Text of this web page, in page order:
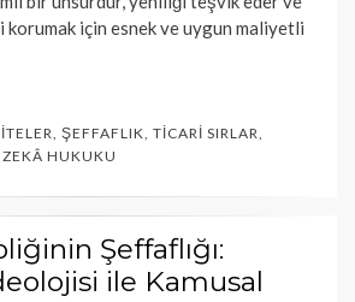
için esnek ve uygun maliyetli
ŞEFFAFLIK TICARI SIRLAR
ZEKÂ HUKUKU
Şeffaflığı:
ile Kamusal